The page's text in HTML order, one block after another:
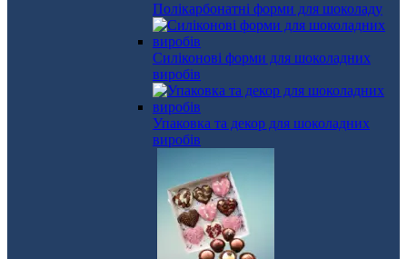
Полікарбонатні форми для шоколаду
Силіконові форми для шоколадних
виробів
Упаковка та декор для шоколадних
виробів